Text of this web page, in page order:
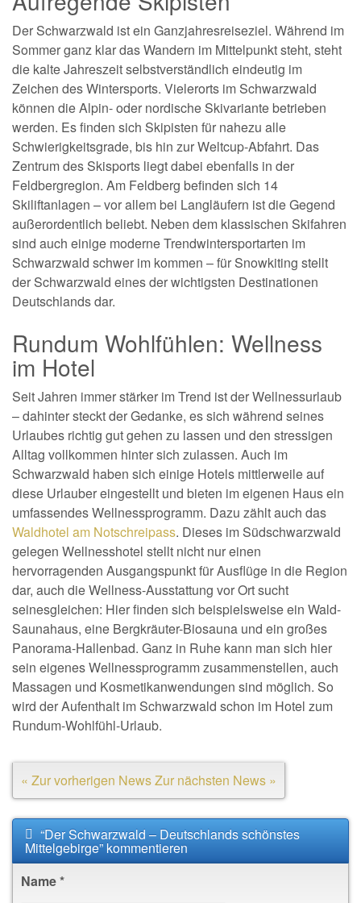
Der Schwarzwald ist ein Ganzjahresreiseziel. Während im
Sommer ganz klar das Wandern im Mittelpunkt steht, steht
die kalte Jahreszeit selbstverständlich eindeutig im
Zeichen des Wintersports. Vielerorts im Schwarzwald
können die Alpin- oder nordische Skivariante betrieben
werden. Es finden sich Skipisten für nahezu alle
Schwierigkeitsgrade, bis hin zur Weltcup-Abfahrt. Das
Zentrum des Skisports liegt dabei ebenfalls in der
Feldbergregion. Am Feldberg befinden sich 14
Skiliftanlagen – vor allem bei Langläufern ist die Gegend
außerordentlich beliebt. Neben dem klassischen Skifahren
sind auch einige moderne Trendwintersportarten im
Schwarzwald schwer im kommen – für Snowkiting stellt
der Schwarzwald eines der wichtigsten Destinationen
Deutschlands dar.
Rundum Wohlfühlen: Wellness
im Hotel
Seit Jahren immer stärker im Trend ist der Wellnessurlaub
– dahinter steckt der Gedanke, es sich während seines
Urlaubes richtig gut gehen zu lassen und den stressigen
Alltag vollkommen hinter sich zulassen. Auch im
Schwarzwald haben sich einige Hotels mittlerweile auf
diese Urlauber eingestellt und bieten im eigenen Haus ein
umfassendes Wellnessprogramm. Dazu zählt auch das
Waldhotel am Notschreipass. Dieses im Südschwarzwald
gelegen Wellnesshotel stellt nicht nur einen
hervorragenden Ausgangspunkt für Ausflüge in die Region
dar, auch die Wellness-Ausstattung vor Ort sucht
seinesgleichen: Hier finden sich beispielsweise ein Wald-
Saunahaus, eine Bergkräuter-Biosauna und ein großes
Panorama-Hallenbad. Ganz in Ruhe kann man sich hier
sein eigenes Wellnessprogramm zusammenstellen, auch
Massagen und Kosmetikanwendungen sind möglich. So
wird der Aufenthalt im Schwarzwald schon im Hotel zum
Rundum-Wohlfühl-Urlaub.
« Zur vorherigen NewsZur nächsten News »
“Der Schwarzwald – Deutschlands schönstes
Mittelgebirge” kommentieren
Name*